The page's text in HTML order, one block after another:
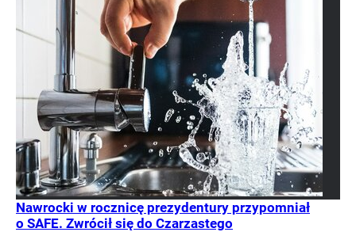
Nawrocki w rocznicę prezydentury przypomniał
o SAFE. Zwrócił się do Czarzastego